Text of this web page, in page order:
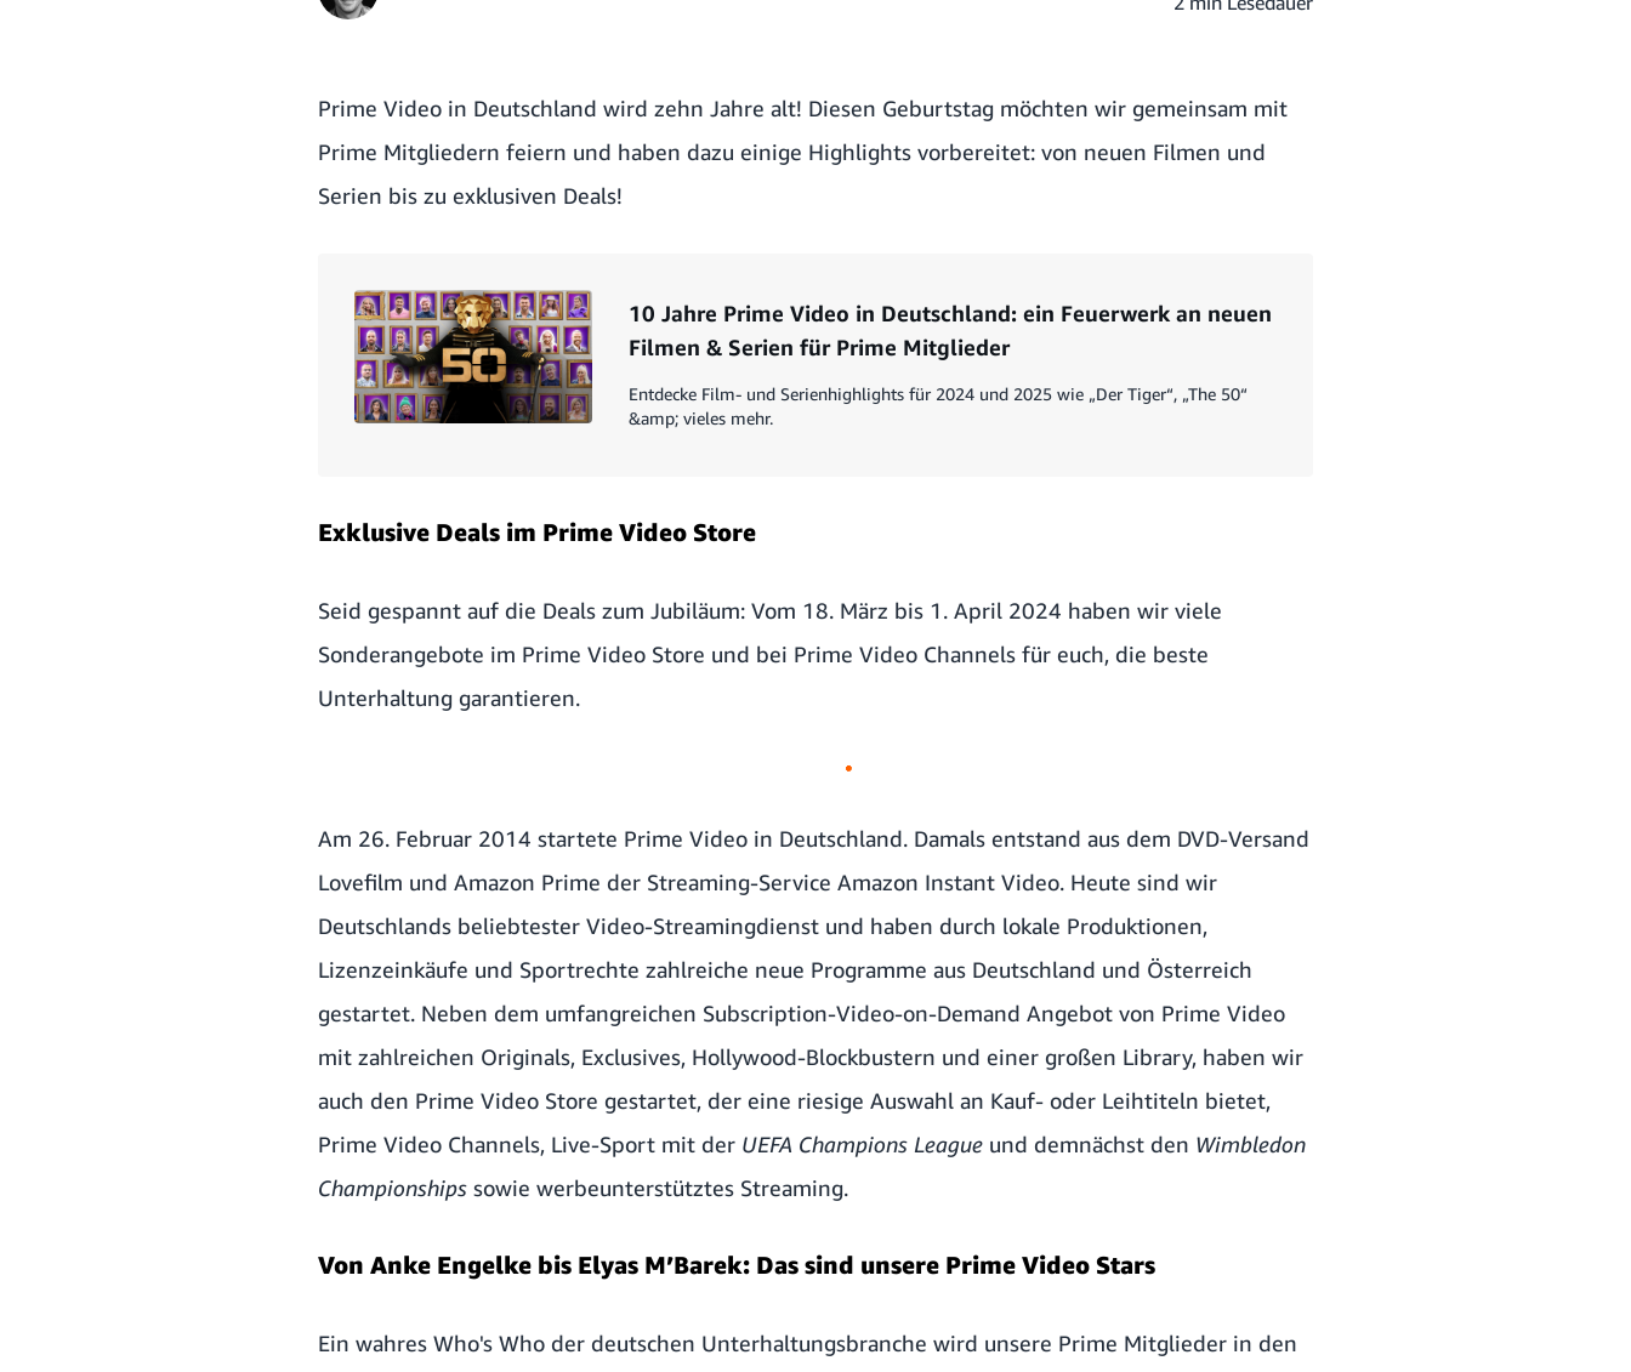
Prime Video in Deutschland wird zehn Jahre alt! Diesen Geburtstag möchten wir gemeinsam mit
Prime Mitgliedern feiern und haben dazu einige Highlights vorbereitet: von neuen Filmen und
Serien bis zu exklusiven Deals!
10 Jahre Prime Video in Deutschland: ein Feuerwerk an neuen
Filmen & Serien für Prime Mitglieder
Entdecke Film- und Serienhighlights für 2024 und 2025 wie „Der Tiger“, „The 50“
&amp; vieles mehr.
Exklusive Deals im Prime Video Store
Seid gespannt auf die Deals zum Jubiläum: Vom 18. März bis 1. April 2024 haben wir viele
Sonderangebote im Prime Video Store und bei Prime Video Channels für euch, die beste
Unterhaltung garantieren.
Am 26. Februar 2014 startete Prime Video in Deutschland. Damals entstand aus dem DVD-Versand
Lovefilm und Amazon Prime der Streaming-Service Amazon Instant Video. Heute sind wir
Deutschlands beliebtester Video-Streamingdienst und haben durch lokale Produktionen,
Lizenzeinkäufe und Sportrechte zahlreiche neue Programme aus Deutschland und Österreich
gestartet. Neben dem umfangreichen Subscription-Video-on-Demand Angebot von Prime Video
mit zahlreichen Originals, Exclusives, Hollywood-Blockbustern und einer großen Library, haben wir
auch den Prime Video Store gestartet, der eine riesige Auswahl an Kauf- oder Leihtiteln bietet,
Prime Video Channels, Live-Sport mit der UEFA Champions League und demnächst den Wimbledon
Championships sowie werbeunterstütztes Streaming.
Von Anke Engelke bis Elyas M’Barek: Das sind unsere Prime Video Stars
Ein wahres Who's Who der deutschen Unterhaltungsbranche wird unsere Prime Mitglieder in den